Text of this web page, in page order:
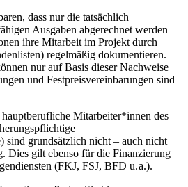
dass nur die tatsächlich
Ausgaben abgerechnet werden
ihre Mitarbeit im Projekt durch
regelmäßig dokumentieren.
nur auf Basis dieser Nachweise
und Festpreisvereinbarungen sind
Mitarbeiter*innen des
sind grundsätzlich nicht – auch nicht
Dies gilt ebenso für die Finanzierung
(FKJ, FSJ, BFD u. a.).